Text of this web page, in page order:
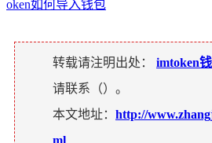
oken如何导入钱包
转载请注明出处： imtoken
请联系（）。
本文地址： http://
ml